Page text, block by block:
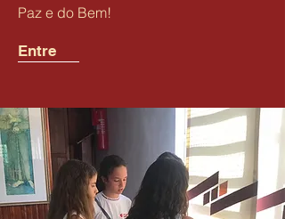
Paz e do Bem!
Entre